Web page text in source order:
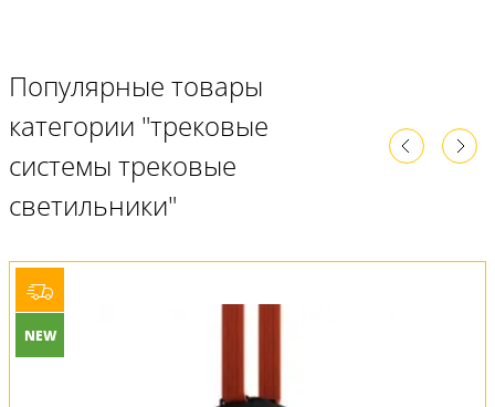
Популярные товары
категории "трековые
системы трековые
светильники"
NEW